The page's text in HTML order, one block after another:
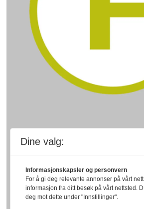
Dine valg:
Informasjonskapsler og personvern
For å gi deg relevante annonser på vårt
informasjon fra ditt besøk på vårt nettsted.
deg mot dette under "Innstillinger".